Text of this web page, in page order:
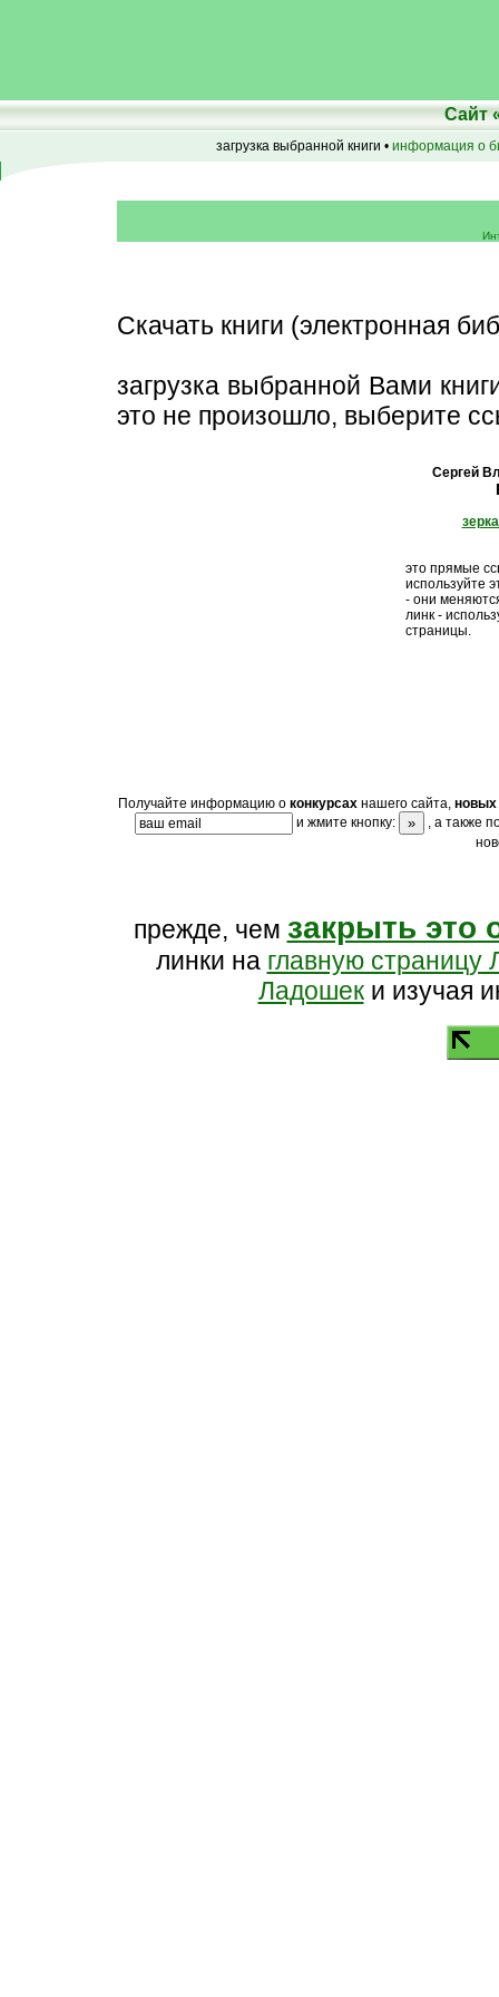
Сайт
загрузка выбранной книги • информация о
Скачать книги (электронная
загрузка выбранной Вами
это не произошло, выберите
Сергей
это прямые
используйте
- они
линк -
страницы.
Получайте информацию о конкурсахнашего сайта, новых
и жмите кнопку:
, а также
прежде, чем закрыть это
линки на главную страницу
Ладошеки изучая